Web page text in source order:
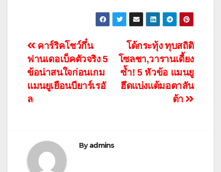
แนะแนว
เรื่อง
โด้กระทุ้ง ทุบสถิติ
โซลชา,วารานเดี้ยง
ซ้ำ! 5 หัวข้อ แมนยู
ฮึดแบ่งแต้มอตาลัน
ต้า
คาร์ริคโชว์กึ๋น
ฟานเดอเบ็คตัวจริง 5
ข้อน่าสนใจก่อนเกม
แมนยูเยือนบียาร์เรอั
ล
Byadmins